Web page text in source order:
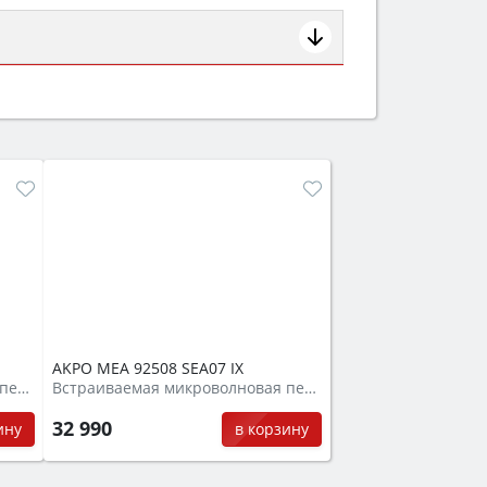
от детей).
Встраиваемая микроволновая печь
AKPO MEA 92508 SEA07 IX
Встраиваемая микроволновая печь
32 990 в корзину